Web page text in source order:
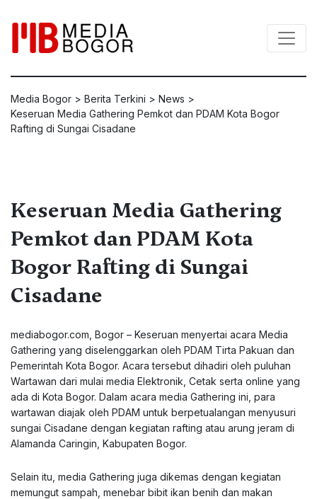
Media Bogor > Berita Terkini > News >
Keseruan Media Gathering Pemkot dan PDAM Kota Bogor
Rafting di Sungai Cisadane
Keseruan Media Gathering
Pemkot dan PDAM Kota
Bogor Rafting di Sungai
Cisadane
mediabogor.com , Bogor – Keseruan menyertai acara Media
Gathering yang diselenggarkan oleh PDAM Tirta Pakuan dan
Pemerintah Kota Bogor. Acara tersebut dihadiri oleh puluhan
Wartawan dari mulai media Elektronik, Cetak serta online yang
ada di Kota Bogor. Dalam acara media Gathering ini, para
wartawan diajak oleh PDAM untuk berpetualangan menyusuri
sungai Cisadane dengan kegiatan rafting atau arung jeram di
Alamanda Caringin, Kabupaten Bogor.
Selain itu, media Gathering juga dikemas dengan kegiatan
memungut sampah, menebar bibit ikan benih dan makan